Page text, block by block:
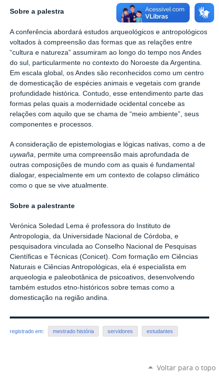
Sobre a palestra
A conferência abordará estudos arqueológicos e antropológicos
voltados à compreensão das formas que as relações entre
“cultura e natureza” assumiram ao longo do tempo nos Andes
do sul, particularmente no contexto do Noroeste da Argentina.
Em escala global, os Andes são reconhecidos como um centro
de domesticação de espécies animais e vegetais com grande
profundidade histórica. Contudo, esse entendimento parte das
formas pelas quais a modernidade ocidental concebe as
relações com aquilo que se chama de “meio ambiente”, seus
componentes e processos.
A consideração de epistemologias e lógicas nativas, como a de
uywaña, permite uma compreensão mais aprofundada de
outras composições de mundo com as quais é fundamental
dialogar, especialmente em um contexto de colapso climático
como o que se vive atualmente.
Sobre a palestrante
Verónica Soledad Lema é professora do Instituto de
Antropologia, da Universidade Nacional de Córdoba, e
pesquisadora vinculada ao Conselho Nacional de Pesquisas
Científicas e Técnicas (Conicet). Com formação em Ciências
Naturais e Ciências Antropológicas, ela é especialista em
arqueologia e paleobotânica de psicoativos, desenvolvendo
também estudos etno-históricos sobre temas como a
domesticação na região andina.
registrado em: mestrado história servidores estudantes
Voltar para o topo